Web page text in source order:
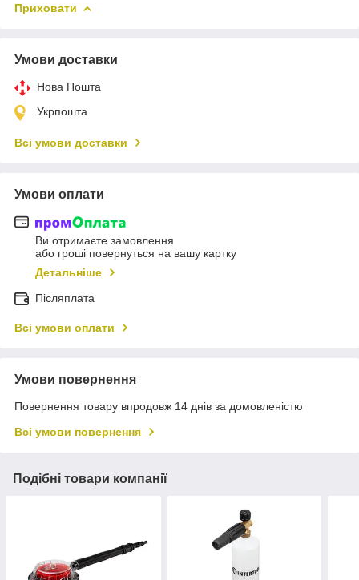
Приховати
Умови доставки
Нова Пошта
Укрпошта
Всі умови доставки
Умови оплати
Ви отримаєте замовлення
або гроші повернуться на вашу картку
Детальніше
Післяплата
Всі умови оплати
Умови повернення
Повернення товару впродовж 14 днів за домовленістю
Всі умови повернення
Подібні товари компанії